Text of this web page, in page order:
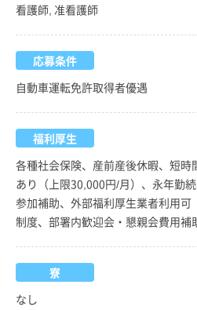
看護師, 准看護師
応募条件
自動車運転免許取得者優遇
福利厚生
各種社会保険、産前産後休暇、短時
あり（上限30,000円/月）、永年勤
参加補助、外部福利厚生業者利用可
制度、部署内歓迎会・懇親会費用補
寮
なし